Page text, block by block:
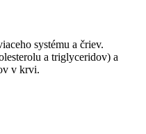
systému a čriev.
a triglyceridov) a
v krvi.